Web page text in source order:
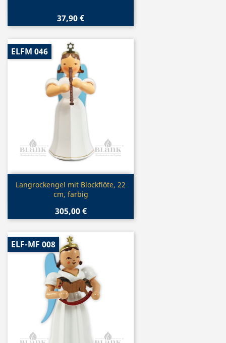
37,90 €
Vorschau
Langrockengel mit Blockflöte, 22
cm, farbig
305,00 €
ELFM 046
ELF-MF 008